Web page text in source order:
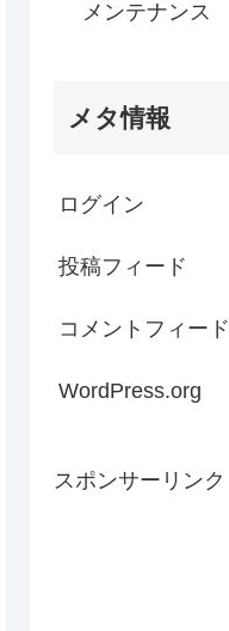
メンテナンス
メタ情報
ログイン
投稿フィード
コメントフィード
WordPress.org
スポンサーリンク